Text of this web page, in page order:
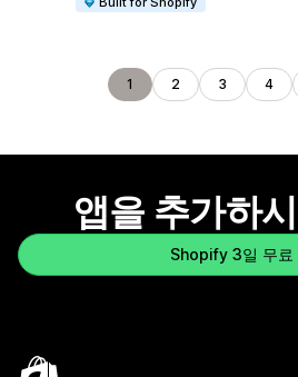
1 2 3 4
앱을 추가하
Shopify 3일 무료